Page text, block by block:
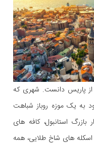
از پاریس دانست. شهری که
به یک موزه روباز شباهت
بازرگ استانبول، کافه های
های شاخ طلایی، همه